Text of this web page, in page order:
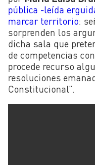
pública -leída
marcar territorio:
sorprenden los
dicha sala que
de competencias
procede recurso
resoluciones
Constitucional”.